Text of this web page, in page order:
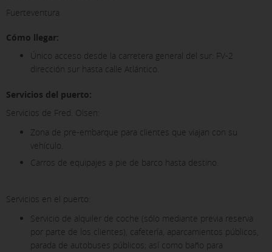
Fuerteventura
Cómo llegar:
Único acceso desde la carretera general del sur: FV-2
dirección sur hasta calle Atlántico.
Servicios del puerto:
Servicios de Fred. Olsen:
Zona de pre-embarque para clientes que viajan con su
vehículo.
Carros de equipajes a pie de barco hasta destino.
Servicios en el puerto:
Servicio de alquiler de coche (sólo mediante previa reserva
por parte de los clientes), cafetería, aparcamientos públicos,
parada de autobuses públicos; así como baño para